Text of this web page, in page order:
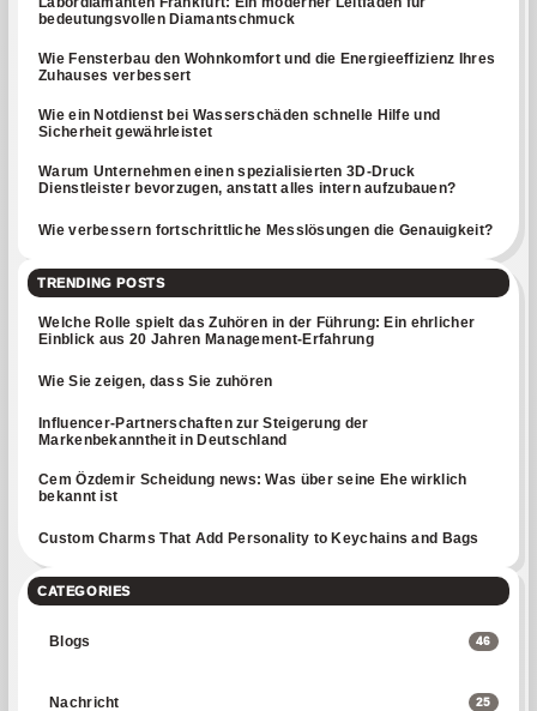
bedeutungsvollen Diamantschmuck
Wie Fensterbau den Wohnkomfort und die Energieeffizienz Ihres
Zuhauses verbessert
Wie ein Notdienst bei Wasserschäden schnelle Hilfe und
Sicherheit gewährleistet
Warum Unternehmen einen spezialisierten 3D-Druck
Dienstleister bevorzugen, anstatt alles intern aufzubauen?
Wie verbessern fortschrittliche Messlösungen die Genauigkeit?
TRENDING POSTS
Welche Rolle spielt das Zuhören in der Führung: Ein ehrlicher
Einblick aus 20 Jahren Management-Erfahrung
Wie Sie zeigen, dass Sie zuhören
Influencer-Partnerschaften zur Steigerung der
Markenbekanntheit in Deutschland
Cem Özdemir Scheidung news: Was über seine Ehe wirklich
bekannt ist
Custom Charms That Add Personality to Keychains and Bags
CATEGORIES
Blogs 46
Nachricht 25